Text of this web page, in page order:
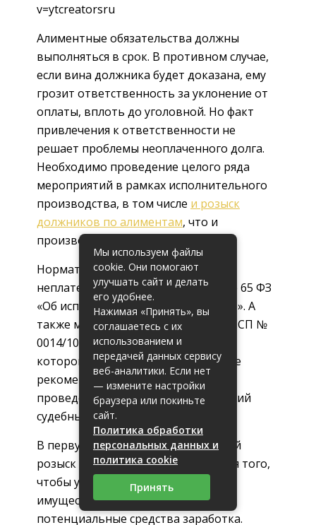
v=ytcreatorsru
Алиментные обязательства должны
выполняться в срок. В противном случае,
если вина должника будет доказана, ему
грозит ответственность за уклонение от
оплаты, вплоть до уголовной. Но факт
привлечения к ответственности не
решает проблемы неоплаченного долга.
Необходимо проведение целого ряда
мероприятий в рамках исполнительного
производства, в том числе и розыск
должников по алиментам, что и
производится на практике.
Нормативно процесс поиска
неплательщика закреплен в статье 65 ФЗ
«Об исполнительном производстве». А
также можно упомянуть письмо ФССП №
0014/10 от 18.04.2010 г., в
котором утверждены методические
рекомендации по организации и
проведению розыскных мероприятий
судебными приставами.
В первую очередь, исполнительный
розыск должника предназначен для того,
чтобы установить его пребывание,
имущественное положение,
потенциальные средства заработка.
Мы используем файлы
cookie. Они помогают
улучшать сайт и делать
его удобнее.
Нажимая «Принять», вы
соглашаетесь с их
использованием и
передачей данных сервису
веб-аналитики. Если нет
— измените настройки
браузера или покиньте
сайт.
Политика обработки
персональных данных и
политика cookie
Принять